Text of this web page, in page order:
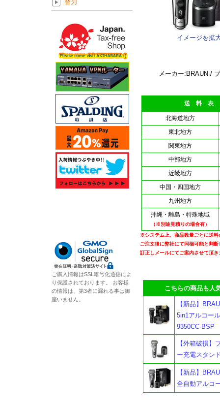
イメージを拡
メーカー:BRAUN /
送 料 表
北海道地方
東北地方
関東地方
中部地方
近畿地方
中国・四国地方
九州地方
沖縄・離島・特殊地域
（※別途見積りの場合有）
※システム上、商品数量ごとに送料
ご注文後に弊社にて同梱可能と判
訂正しメールにてご案内させて頂き
こちらの商品も人気
【新品】
5in1アルコー
9350CC-BSP
【外箱破損
ー充電スタン
【新品】
全自動アルコ
替刃
ご購入情報はSSL暗号化通信によ
り保護されております。 お客様
の情報は、第3者に漏れる事は御
座いません。